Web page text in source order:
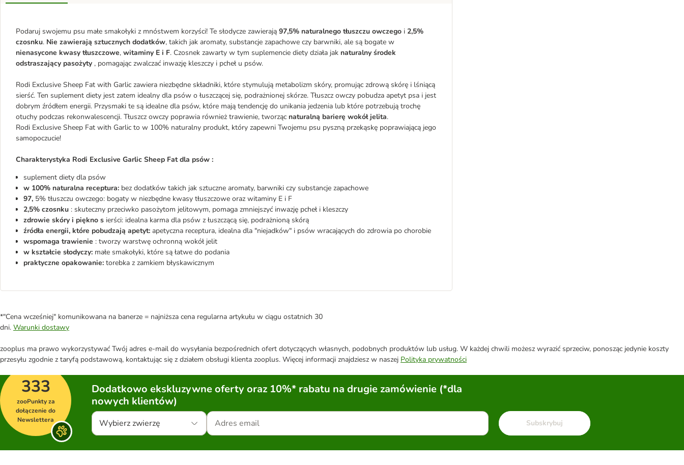
Podaruj swojemu psu małe smakołyki z mnóstwem korzyści! Te słodycze zawierają 97,5% naturalnego tłuszczu owczego i 2,5%
czosnku. Nie zawierają sztucznych dodatków, takich jak aromaty, substancje zapachowe czy barwniki, ale są bogate w
nienasycone kwasy tłuszczowe, witaminy E i F. Czosnek zawarty w tym suplemencie diety działa jak naturalny środek
odstraszający pasożyty , pomagając zwalczać inwazję kleszczy i pcheł u psów.
Rodi Exclusive Sheep Fat with Garlic zawiera niezbędne składniki, które stymulują metabolizm skóry, promując zdrową skórę i lśniącą
sierść. Ten suplement diety jest zatem idealny dla psów o łuszczącej się, podrażnionej skórze. Tłuszcz owczy pobudza apetyt psa i jest
dobrym źródłem energii. Przysmaki te są idealne dla psów, które mają tendencję do unikania jedzenia lub które potrzebują trochę
otuchy podczas rekonwalescencji. Tłuszcz owczy poprawia również trawienie, tworząc naturalną barierę wokół jelita.
Rodi Exclusive Sheep Fat with Garlic to w 100% naturalny produkt, który zapewni Twojemu psu pyszną przekąskę poprawiającą jego
samopoczucie!
Charakterystyka Rodi Exclusive Garlic Sheep Fat dla psów :
suplement diety dla psów
w 100% naturalna receptura: bez dodatków takich jak sztuczne aromaty, barwniki czy substancje zapachowe
97, 5% tłuszczu owczego: bogaty w niezbędne kwasy tłuszczowe oraz witaminy E i F
2,5% czosnku : skuteczny przeciwko pasożytom jelitowym, pomaga zmniejszyć inwazję pcheł i kleszczy
zdrowie skóry i piękno s ierści: idealna karma dla psów z łuszczącą się, podrażnioną skórą
źródła energii, które pobudzają apetyt: apetyczna receptura, idealna dla "niejadków" i psów wracających do zdrowia po chorobie
wspomaga trawienie : tworzy warstwę ochronną wokół jelit
w kształcie słodyczy: małe smakołyki, które są łatwe do podania
praktyczne opakowanie: torebka z zamkiem błyskawicznym
*"Cena wcześniej" komunikowana na banerze = najniższa cena regularna artykułu w ciągu ostatnich 30
dni. Warunki dostawy
zooplus ma prawo wykorzystywać Twój adres e-mail do wysyłania bezpośrednich ofert dotyczących własnych, podobnych produktów lub usług. W każdej chwili możesz wyrazić sprzeciw, ponosząc jedynie koszty
przesyłu zgodnie z taryfą podstawową, kontaktując się z działem obsługi klienta zooplus. Więcej informacji znajdziesz w naszej Polityka prywatności
333
zooPunkty za
dołączenie do
Newslettera
Dodatkowo ekskluzywne oferty oraz 10%* rabatu na drugie zamówienie (*dla
nowych klientów)
Wybierz zwierzę Subskrybuj